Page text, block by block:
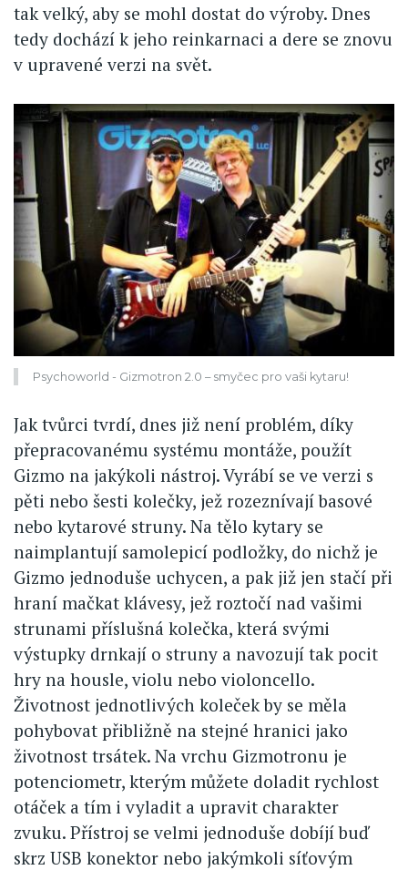
tak velký, aby se mohl dostat do výroby. Dnes
tedy dochází k jeho reinkarnaci a dere se znovu
v upravené verzi na svět.
Psychoworld - Gizmotron 2.0 – smyčec pro vaši kytaru!
Jak tvůrci tvrdí, dnes již není problém, díky
přepracovanému systému montáže, použít
Gizmo na jakýkoli nástroj. Vyrábí se ve verzi s
pěti nebo šesti kolečky, jež rozeznívají basové
nebo kytarové struny. Na tělo kytary se
naimplantují samolepicí podložky, do nichž je
Gizmo jednoduše uchycen, a pak již jen stačí při
hraní mačkat klávesy, jež roztočí nad vašimi
strunami příslušná kolečka, která svými
výstupky drnkají o struny a navozují tak pocit
hry na housle, violu nebo violoncello.
Životnost jednotlivých koleček by se měla
pohybovat přibližně na stejné hranici jako
životnost trsátek. Na vrchu Gizmotronu je
potenciometr, kterým můžete doladit rychlost
otáček a tím i vyladit a upravit charakter
zvuku. Přístroj se velmi jednoduše dobíjí buď
skrz USB konektor nebo jakýmkoli síťovým